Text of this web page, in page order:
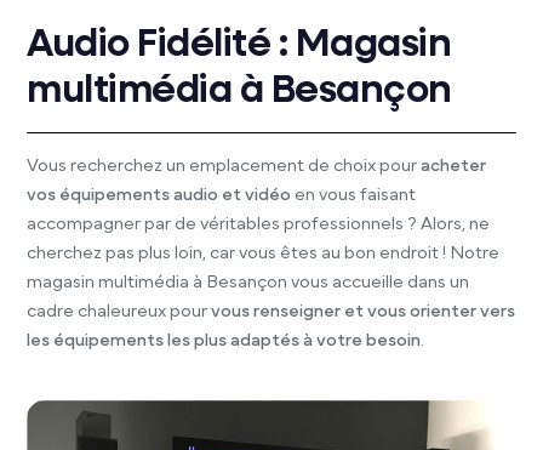
Audio Fidélité : Magasin
multimédia à Besançon
Vous recherchez un emplacement de choix pouracheter
vos équipements audio et vidéo en vous faisant
accompagner par de véritables professionnels ? Alors, ne
cherchez pas plus loin, car vous êtes au bon endroit ! Notre
magasin multimédia à Besançon vous accueille dans un
cadre chaleureux pourvous renseigner et vous orienter vers
les équipements les plus adaptés à votre besoin.